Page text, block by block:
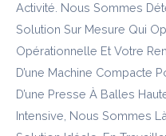
Activité. Nous Sommes
Solution Sur Mesure Qui
Opérationnelle Et Votre
D’une Machine Compacte
D’une Presse À Balles
Intensive, Nous Sommes